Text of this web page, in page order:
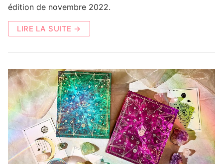
édition de novembre 2022.
LIRE LA SUITE →